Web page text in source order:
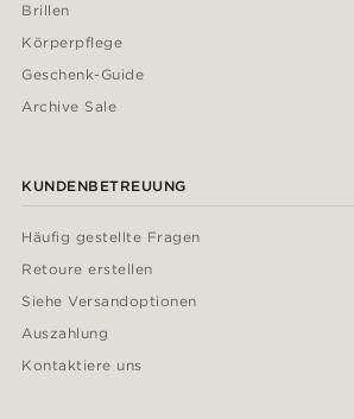
Brillen
Körperpflege
Geschenk-Guide
Archive Sale
KUNDENBETREUUNG
Häufig gestellte Fragen
Retoure erstellen
Siehe Versandoptionen
Auszahlung
Kontaktiere uns